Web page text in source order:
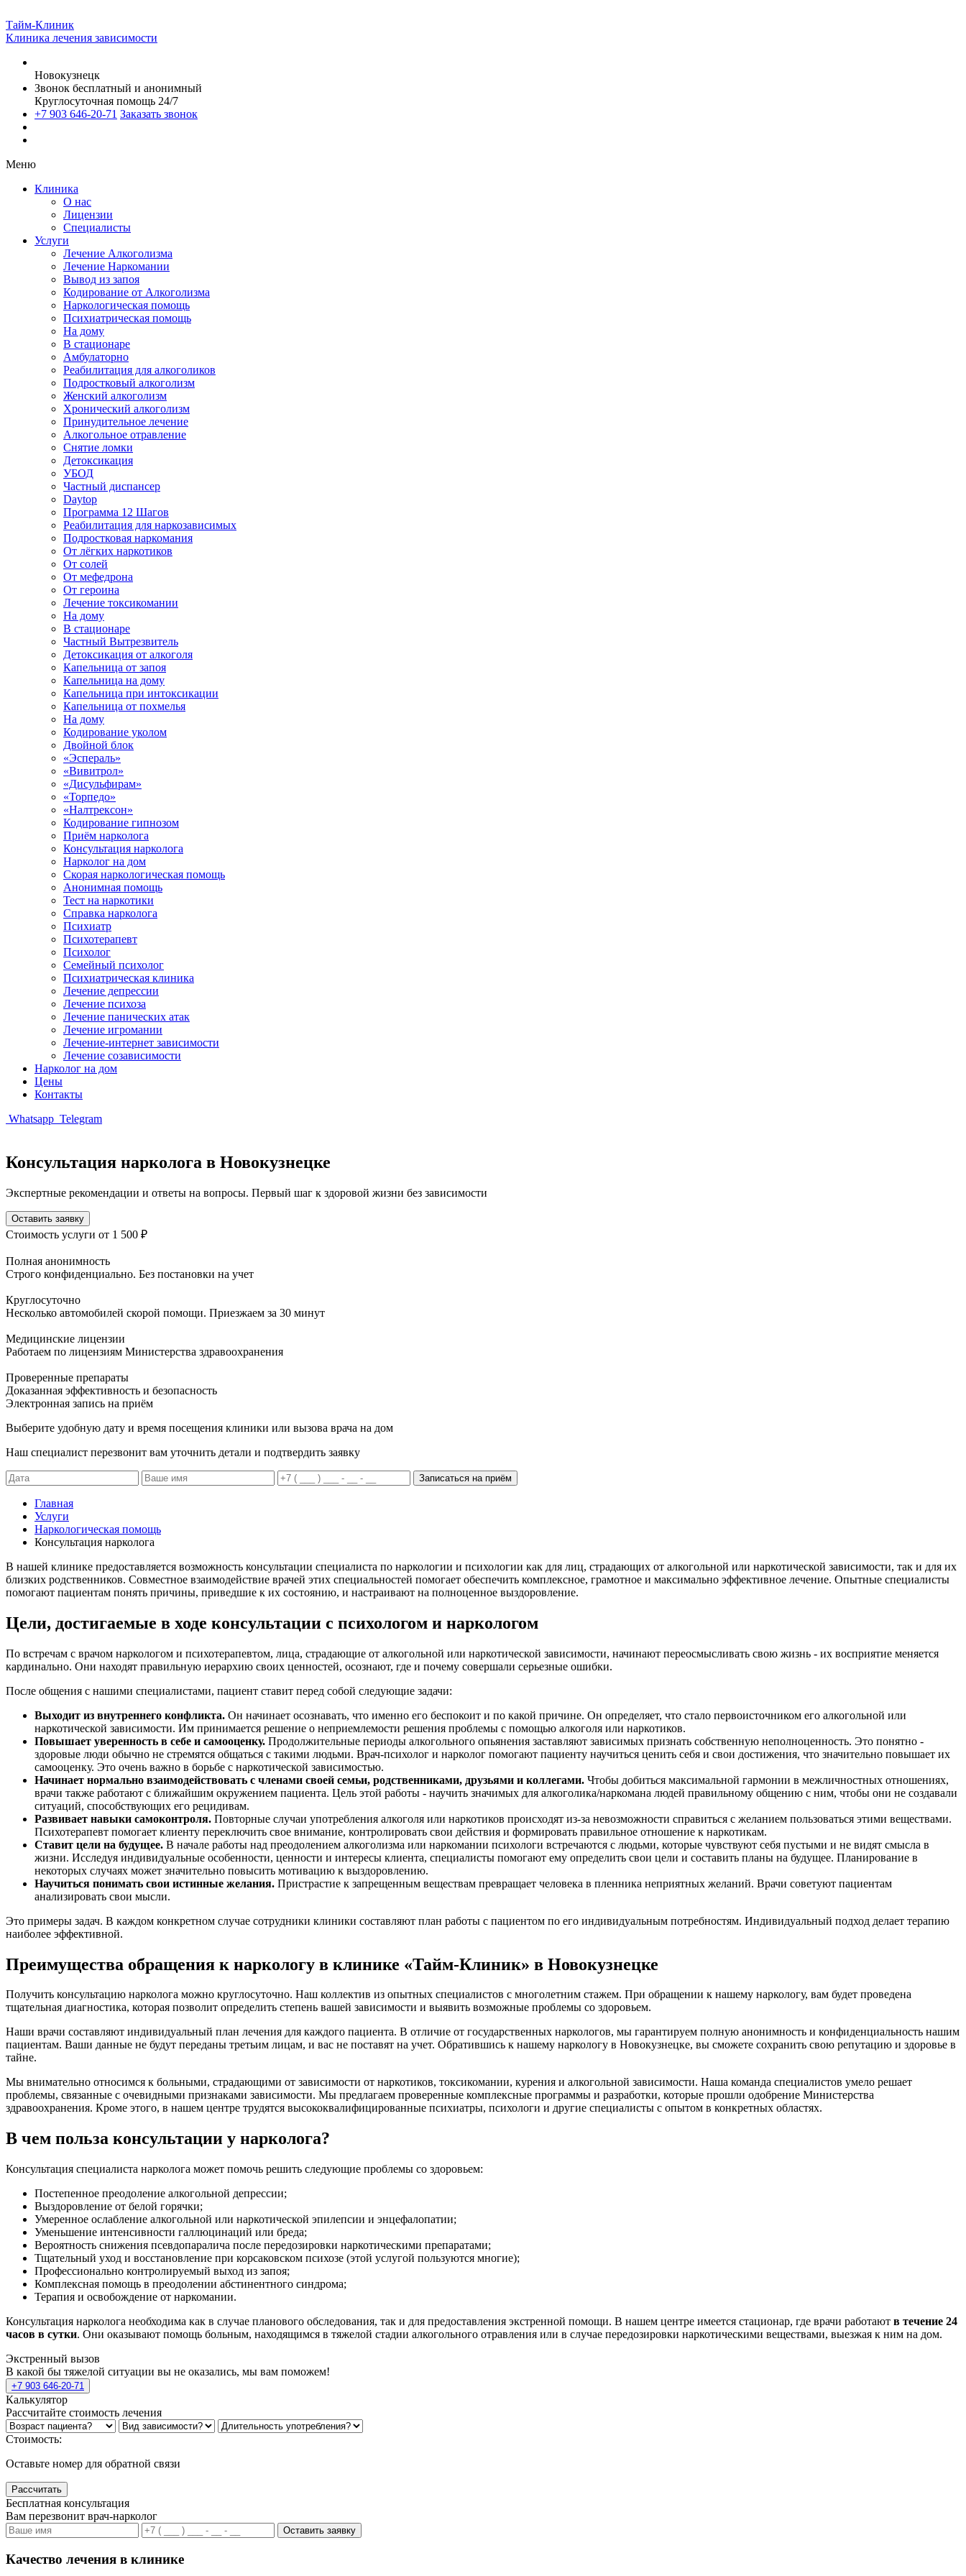
Тайм-Клиник
Клиника лечения зависимости
Новокузнецк
Звонок бесплатный и анонимный
Круглосуточная помощь 24/7
+7 903 646-20-71 Заказать звонок
Меню
Клиника
О нас
Лицензии
Специалисты
Услуги
Лечение Алкоголизма
Лечение Наркомании
Вывод из запоя
Кодирование от Алкоголизма
Наркологическая помощь
Психиатрическая помощь
На дому
В стационаре
Амбулаторно
Реабилитация для алкоголиков
Подростковый алкоголизм
Женский алкоголизм
Хронический алкоголизм
Принудительное лечение
Алкогольное отравление
Снятие ломки
Детоксикация
УБОД
Частный диспансер
Daytop
Программа 12 Шагов
Реабилитация для наркозависимых
Подростковая наркомания
От лёгких наркотиков
От солей
От мефедрона
От героина
Лечение токсикомании
На дому
В стационаре
Частный Вытрезвитель
Детоксикация от алкоголя
Капельница от запоя
Капельница на дому
Капельница при интоксикации
Капельница от похмелья
На дому
Кодирование уколом
Двойной блок
«Эспераль»
«Вивитрол»
«Дисульфирам»
«Торпедо»
«Налтрексон»
Кодирование гипнозом
Приём нарколога
Консультация нарколога
Нарколог на дом
Скорая наркологическая помощь
Анонимная помощь
Тест на наркотики
Справка нарколога
Психиатр
Психотерапевт
Психолог
Семейный психолог
Психиатрическая клиника
Лечение депрессии
Лечение психоза
Лечение панических атак
Лечение игромании
Лечение-интернет зависимости
Лечение созависимости
Нарколог на дом
Цены
Контакты
Whatsapp Telegram
Консультация нарколога в Новокузнецке
Экспертные рекомендации и ответы на вопросы. Первый шаг к здоровой жизни без зависимости
Оставить заявку
Стоимость услуги от 1 500 ₽
Полная анонимность
Строго конфиденциально. Без постановки на учет
Круглосуточно
Несколько автомобилей скорой помощи. Приезжаем за 30 минут
Медицинские лицензии
Работаем по лицензиям Министерства здравоохранения
Проверенные препараты
Доказанная эффективность и безопасность
Электронная запись на приём
Выберите удобную дату и время посещения клиники или вызова врача на дом
Наш специалист перезвонит вам уточнить детали и подтвердить заявку
Записаться на приём
Главная
Услуги
Наркологическая помощь
Консультация нарколога
В нашей клинике предоставляется возможность консультации специалиста по наркологии и психологии как для лиц, страдающих от алкогольной или наркотической зависимости, так и для их
близких родственников. Совместное взаимодействие врачей этих специальностей помогает обеспечить комплексное, грамотное и максимально эффективное лечение. Опытные специалисты
помогают пациентам понять причины, приведшие к их состоянию, и настраивают на полноценное выздоровление.
Цели, достигаемые в ходе консультации с психологом и наркологом
По встречам с врачом наркологом и психотерапевтом, лица, страдающие от алкогольной или наркотической зависимости, начинают переосмысливать свою жизнь - их восприятие меняется
кардинально. Они находят правильную иерархию своих ценностей, осознают, где и почему совершали серьезные ошибки.
После общения с нашими специалистами, пациент ставит перед собой следующие задачи:
Выходит из внутреннего конфликта. Он начинает осознавать, что именно его беспокоит и по какой причине. Он определяет, что стало первоисточником его алкогольной или
наркотической зависимости. Им принимается решение о неприемлемости решения проблемы с помощью алкоголя или наркотиков.
Повышает уверенность в себе и самооценку. Продолжительные периоды алкогольного опьянения заставляют зависимых признать собственную неполноценность. Это понятно -
здоровые люди обычно не стремятся общаться с такими людьми. Врач-психолог и нарколог помогают пациенту научиться ценить себя и свои достижения, что значительно повышает их
самооценку. Это очень важно в борьбе с наркотической зависимостью.
Начинает нормально взаимодействовать с членами своей семьи, родственниками, друзьями и коллегами. Чтобы добиться максимальной гармонии в межличностных отношениях,
врачи также работают с ближайшим окружением пациента. Цель этой работы - научить значимых для алкоголика/наркомана людей правильному общению с ним, чтобы они не создавали
ситуаций, способствующих его рецидивам.
Развивает навыки самоконтроля. Повторные случаи употребления алкоголя или наркотиков происходят из-за невозможности справиться с желанием пользоваться этими веществами.
Психотерапевт помогает клиенту переключить свое внимание, контролировать свои действия и формировать правильное отношение к наркотикам.
Ставит цели на будущее. В начале работы над преодолением алкоголизма или наркомании психологи встречаются с людьми, которые чувствуют себя пустыми и не видят смысла в
жизни. Исследуя индивидуальные особенности, ценности и интересы клиента, специалисты помогают ему определить свои цели и составить планы на будущее. Планирование в
некоторых случаях может значительно повысить мотивацию к выздоровлению.
Научиться понимать свои истинные желания. Пристрастие к запрещенным веществам превращает человека в пленника неприятных желаний. Врачи советуют пациентам
анализировать свои мысли.
Это примеры задач. В каждом конкретном случае сотрудники клиники составляют план работы с пациентом по его индивидуальным потребностям. Индивидуальный подход делает терапию
наиболее эффективной.
Преимущества обращения к наркологу в клинике «Тайм-Клиник» в Новокузнецке
Получить консультацию нарколога можно круглосуточно. Наш коллектив из опытных специалистов с многолетним стажем. При обращении к нашему наркологу, вам будет проведена
тщательная диагностика, которая позволит определить степень вашей зависимости и выявить возможные проблемы со здоровьем.
Наши врачи составляют индивидуальный план лечения для каждого пациента. В отличие от государственных наркологов, мы гарантируем полную анонимность и конфиденциальность нашим
пациентам. Ваши данные не будут переданы третьим лицам, и вас не поставят на учет. Обратившись к нашему наркологу в Новокузнецке, вы сможете сохранить свою репутацию и здоровье в
тайне.
Мы внимательно относимся к больными, страдающими от зависимости от наркотиков, токсикомании, курения и алкогольной зависимости. Наша команда специалистов умело решает
проблемы, связанные с очевидными признаками зависимости. Мы предлагаем проверенные комплексные программы и разработки, которые прошли одобрение Министерства
здравоохранения. Кроме этого, в нашем центре трудятся высококвалифицированные психиатры, психологи и другие специалисты с опытом в конкретных областях.
В чем польза консультации у нарколога?
Консультация специалиста нарколога может помочь решить следующие проблемы со здоровьем:
Постепенное преодоление алкогольной депрессии;
Выздоровление от белой горячки;
Умеренное ослабление алкогольной или наркотической эпилепсии и энцефалопатии;
Уменьшение интенсивности галлюцинаций или бреда;
Вероятность снижения псевдопаралича после передозировки наркотическими препаратами;
Тщательный уход и восстановление при корсаковском психозе (этой услугой пользуются многие);
Профессионально контролируемый выход из запоя;
Комплексная помощь в преодолении абстинентного синдрома;
Терапия и освобождение от наркомании.
Консультация нарколога необходима как в случае планового обследования, так и для предоставления экстренной помощи. В нашем центре имеется стационар, где врачи работают в течение 24
часов в сутки. Они оказывают помощь больным, находящимся в тяжелой стадии алкогольного отравления или в случае передозировки наркотическими веществами, выезжая к ним на дом.
Экстренный вызов
В какой бы тяжелой ситуации вы не оказались, мы вам поможем!
+7 903 646-20-71
Калькулятор
Рассчитайте стоимость лечения
Стоимость:
Оставьте номер для обратной связи
Рассчитать
Бесплатная консультация
Вам перезвонит врач-нарколог
Оставить заявку
Качество лечения в клинике